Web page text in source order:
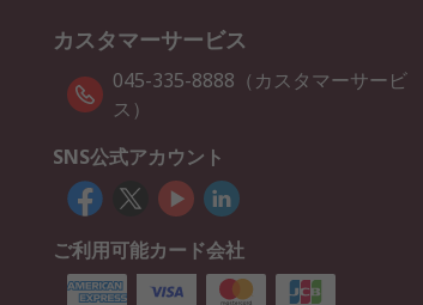
カスタマーサービス
045-335-8888（カスタマーサービ
ス）
SNS公式アカウント
ご利用可能カード会社